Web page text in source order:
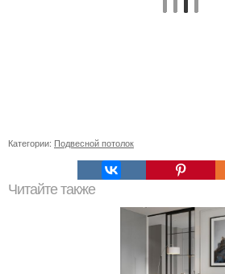
Категории: Подвесной потолок
Читайте также